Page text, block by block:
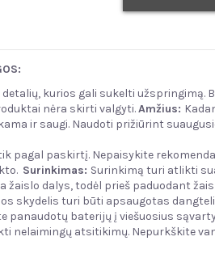
detalių, kurios gali sukelti
nėra skirti valgyti.Amžius:
ir saugi. Naudoti prižiūrint
pagal paskirtį. Nepaisykite
Surinkimas: Surinkimą turi atlikti
žaislo dalys, todėl prieš paduodant
skydelis turi būti apsaugotas
panaudotų baterijų į viešuosius
nelaimingų atsitikimų. Nepurkškite